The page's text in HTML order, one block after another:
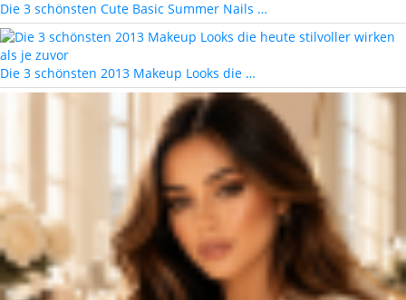
Die 3 schönsten Cute Basic Summer Nails …
Die 3 schönsten 2013 Makeup Looks die …